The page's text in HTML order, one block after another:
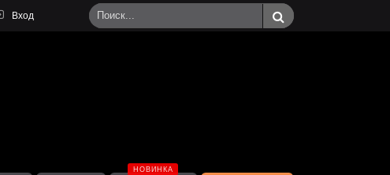
Вход
НОВИНКА